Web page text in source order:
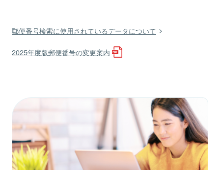
郵便番号検索に使用されているデータについて
2025年度版郵便番号の変更案内